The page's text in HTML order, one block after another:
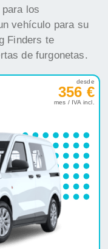
los
vehículo para su
Finders te
de furgonetas.
desde
356 €
mes / IVA incl.